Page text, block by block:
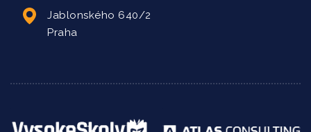
Jablonského 640/2
Praha